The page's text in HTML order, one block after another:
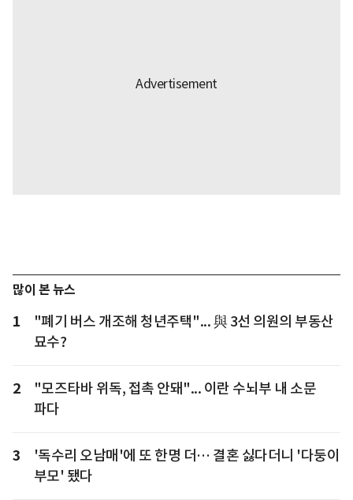
많이 본 뉴스
1
"폐기 버스 개조해 청년주택"... 與 3선 의원의 부동산
묘수?
2
"모즈타바 위독, 접촉 안돼"... 이란 수뇌부 내 소문
파다
3
'독수리 오남매'에 또 한명 더… 결혼 싫다더니 '다둥이
부모' 됐다